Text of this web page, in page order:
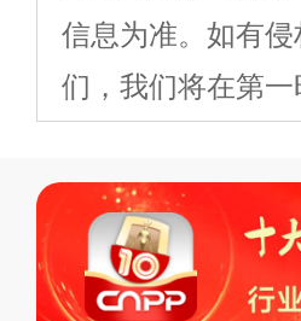
信息为准。如有
们，我们将在第一
平
标、LOGO 等）
复制、转载、商
不代理、不招商